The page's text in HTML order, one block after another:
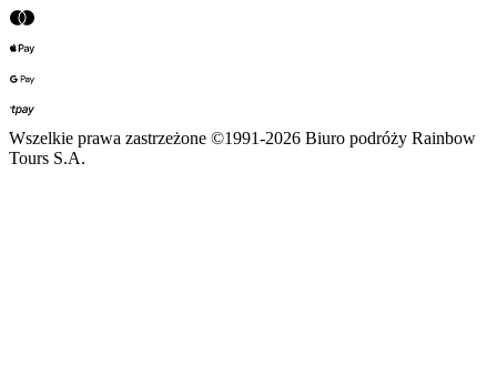
Wszelkie prawa zastrzeżone ©1991-2026 Biuro podróży Rainbow
Tours S.A.